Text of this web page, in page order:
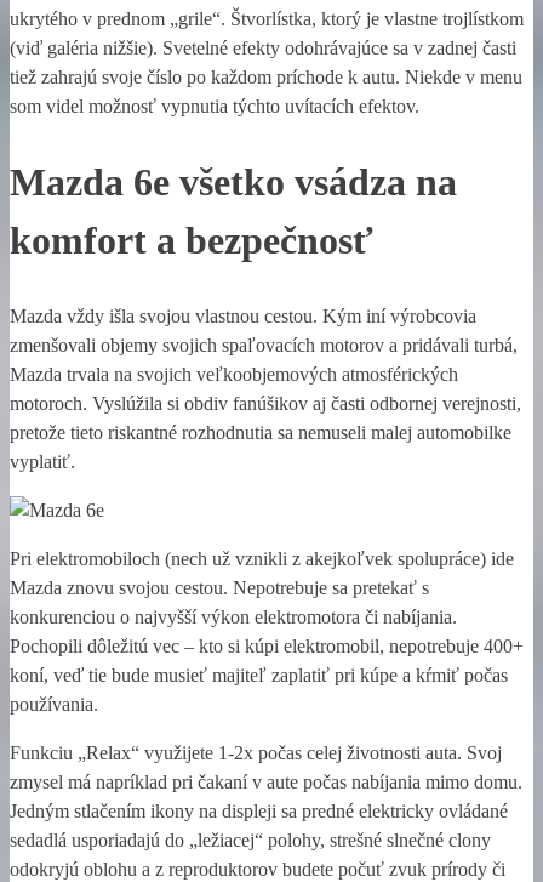
ukrytého v prednom „grile“. Štvorlístka, ktorý je vlastne trojlístkom
(viď galéria nižšie). Svetelné efekty odohrávajúce sa v zadnej časti
tiež zahrajú svoje číslo po každom príchode k autu. Niekde v menu
som videl možnosť vypnutia týchto uvítacích efektov.
Mazda 6e všetko vsádza na
komfort a bezpečnosť
Mazda vždy išla svojou vlastnou cestou. Kým iní výrobcovia
zmenšovali objemy svojich spaľovacích motorov a pridávali turbá,
Mazda trvala na svojich veľkoobjemových atmosférických
motoroch. Vyslúžila si obdiv fanúšikov aj časti odbornej verejnosti,
pretože tieto riskantné rozhodnutia sa nemuseli malej automobilke
vyplatiť.
Pri elektromobiloch (nech už vznikli z akejkoľvek spolupráce) ide
Mazda znovu svojou cestou. Nepotrebuje sa pretekať s
konkurenciou o najvyšší výkon elektromotora či nabíjania.
Pochopili dôležitú vec – kto si kúpi elektromobil, nepotrebuje 400+
koní, veď tie bude musieť majiteľ zaplatiť pri kúpe a kŕmiť počas
používania.
Funkciu „Relax“ využijete 1-2x počas celej životnosti auta. Svoj
zmysel má napríklad pri čakaní v aute počas nabíjania mimo domu.
Jedným stlačením ikony na displeji sa predné elektricky ovládané
sedadlá usporiadajú do „ležiacej“ polohy, strešné slnečné clony
odokryjú oblohu a z reproduktorov budete počuť zvuk prírody či